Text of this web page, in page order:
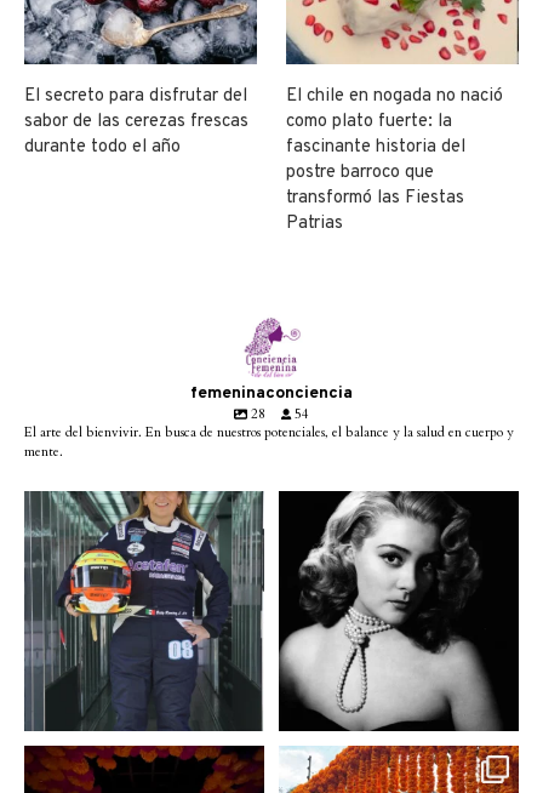
El secreto para disfrutar del
sabor de las cerezas frescas
durante todo el año
El chile en nogada no nació
como plato fuerte: la
fascinante historia del
postre barroco que
transformó las Fiestas
Patrias
femeninaconciencia
28
54
El arte del bienvivir. En busca de nuestros potenciales, el balance y la salud en cuerpo y
mente.
Conoce a @betty_racing08
la piloto mexicana que ...
3 0
Descanse en paz la gran
diva del cine mexicano
2 0
A partir de hoy miercoles
No te pierdas la exhibición